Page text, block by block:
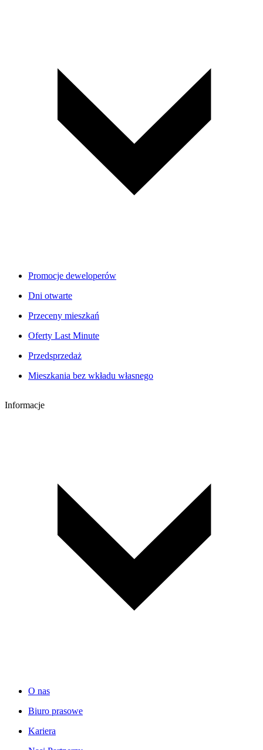
Promocje deweloperów
Dni otwarte
Przeceny mieszkań
Oferty Last Minute
Przedsprzedaż
Mieszkania bez wkładu własnego
Informacje
O nas
Biuro prasowe
Kariera